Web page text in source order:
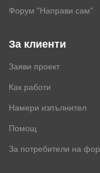
Форум "Направи сам"
За клиенти
Заяви проект
Как работи
Намери изпълнител
Помощ
За потребители на